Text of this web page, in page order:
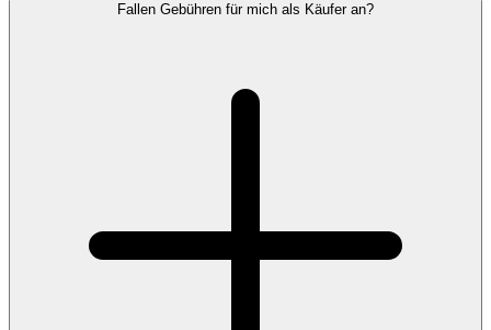
Fallen Gebühren für mich als Käufer an?